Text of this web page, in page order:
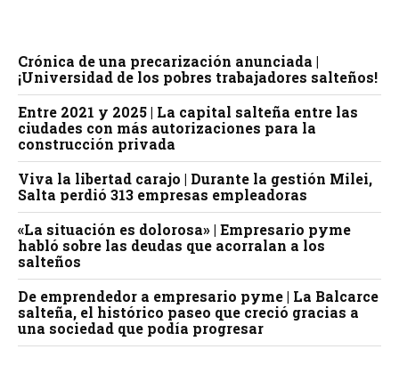
Crónica de una precarización anunciada |
¡Universidad de los pobres trabajadores salteños!
Entre 2021 y 2025 | La capital salteña entre las
ciudades con más autorizaciones para la
construcción privada
Viva la libertad carajo | Durante la gestión Milei,
Salta perdió 313 empresas empleadoras
«La situación es dolorosa» | Empresario pyme
habló sobre las deudas que acorralan a los
salteños
De emprendedor a empresario pyme | La Balcarce
salteña, el histórico paseo que creció gracias a
una sociedad que podía progresar